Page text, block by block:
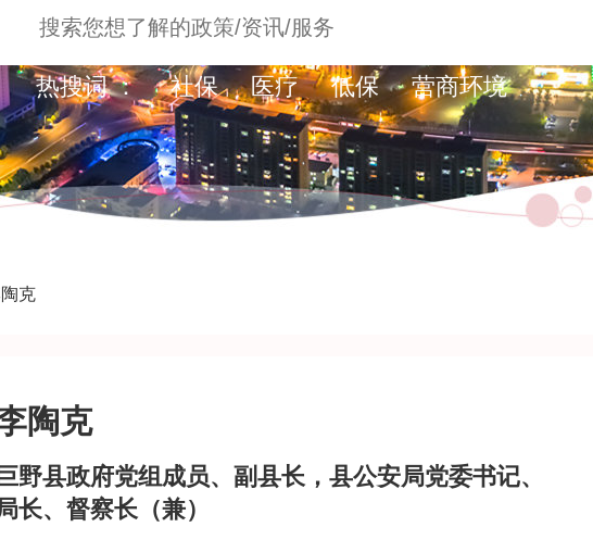
热搜词 ： 社保 医疗 低保 营商环境
克
陶克
巨野县政府党组成员、副县长，县公安局党委书记、
长、督察长（兼）